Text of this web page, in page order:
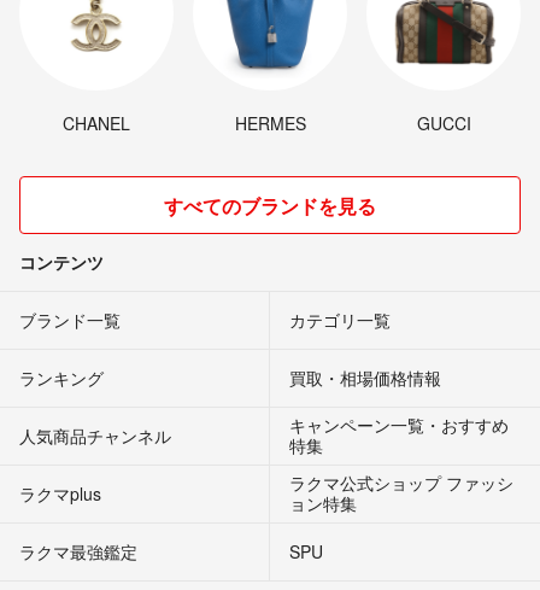
CHANEL HERMES GUCCI
すべてのブランドを見る
コンテンツ
ブランド一覧 カテゴリ一覧
ランキング 買取・相場価格情報
人気商品チャンネル
キャンペーン一覧・おすすめ
特集
ラクマplus
ラクマ公式ショップ ファッシ
ョン特集
ラクマ最強鑑定
SPU